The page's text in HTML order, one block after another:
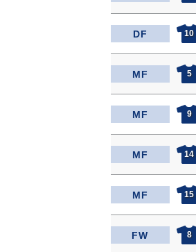
DF 10
MF 5
MF 9
MF 14
MF 15
FW 8